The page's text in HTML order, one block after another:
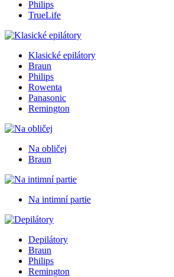
Philips
TrueLife
Klasické epilátory
Braun
Philips
Rowenta
Panasonic
Remington
Na obličej
Braun
Na intimní partie
Depilátory
Braun
Philips
Remington